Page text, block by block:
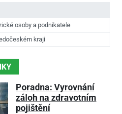
osoby a podnikatele
kraji
Poradna: Vyrovnání
záloh na zdravotním
pojištění